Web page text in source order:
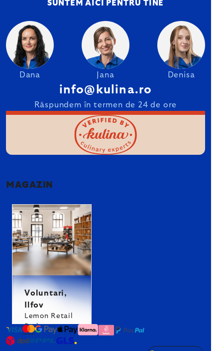
SUNTEM AICI PENTRU TINE
Dana Jana Denisa
info@kulina.ro
Răspundem în termen de 24 de ore
MAGAZIN
Voluntari,
Ilfov
Lemon Retail
Park